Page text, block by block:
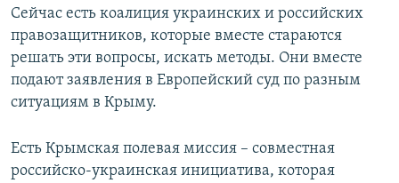
Сейчас есть коалиция украинских и российских
правозащитников, которые вместе стараются
решать эти вопросы, искать методы. Они вместе
подают заявления в Европейский суд по разным
ситуациям в Крыму.
Есть Крымская полевая миссия – совместная
российско-украинская инициатива, которая